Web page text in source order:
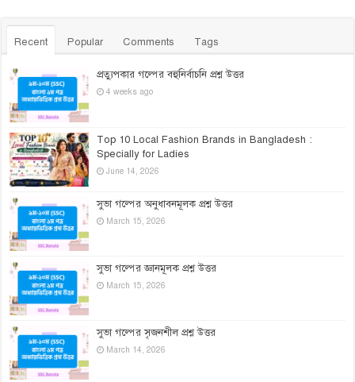
Recent Popular Comments Tags
প্রত্যুপকার গল্পের বহুনির্বাচনি প্রশ্ন উত্তর
4 weeks ago
Top 10 Local Fashion Brands in Bangladesh :
Specially for Ladies
June 14, 2026
সুভা গল্পের অনুধাবনমূলক প্রশ্ন উত্তর
March 15, 2026
সুভা গল্পের জ্ঞানমূলক প্রশ্ন উত্তর
March 15, 2026
সুভা গল্পের সৃজনশীল প্রশ্ন উত্তর
March 14, 2026